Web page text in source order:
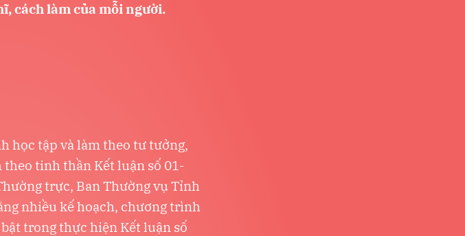
cách làm của mỗi người.
học tập và làm theo tư tưởng,
tinh thần Kết luận số 01-
trực, Ban Thường vụ Tỉnh
nhiều kế hoạch, chương trình
trong thực hiện Kết luận số